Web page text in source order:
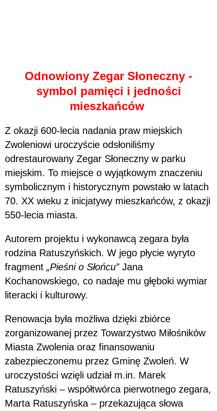
Odnowiony Zegar Słoneczny -
symbol pamięci i jedności
mieszkańców
Z okazji 600-lecia nadania praw miejskich
Zwoleniowi uroczyście odsłoniliśmy
odrestaurowany Zegar Słoneczny w parku
miejskim. To miejsce o wyjątkowym znaczeniu
symbolicznym i historycznym powstało w latach
70. XX wieku z inicjatywy mieszkańców, z okazji
550-lecia miasta.
Autorem projektu i wykonawcą zegara była
rodzina Ratuszyńskich. W jego płycie wyryto
fragment „Pieśni o Słońcu”Jana
Kochanowskiego, co nadaje mu głęboki wymiar
literacki i kulturowy.
Renowacja była możliwa dzięki zbiórce
zorganizowanej przez Towarzystwo Miłośników
Miasta Zwolenia oraz finansowaniu
zabezpieczonemu przez Gminę Zwoleń. W
uroczystości wzięli udział m.in. Marek
Ratuszyński – współtwórca pierwotnego zegara,
Marta Ratuszyńska – przekazująca słowa